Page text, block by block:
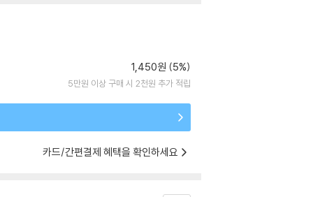
1,450원 (5%)
5만원 이상 구매 시 2천원 추가 적립
카드/간편결제 혜택을 확인하세요